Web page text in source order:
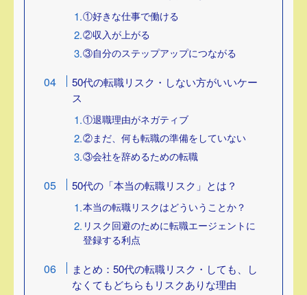
①好きな仕事で働ける
②収入が上がる
③自分のステップアップにつながる
50代の転職リスク・しない方がいいケー
ス
①退職理由がネガティブ
②まだ、何も転職の準備をしていない
③会社を辞めるための転職
50代の「本当の転職リスク」とは？
本当の転職リスクはどういうことか？
リスク回避のために転職エージェントに
登録する利点
まとめ：50代の転職リスク・しても、し
なくてもどちらもリスクありな理由